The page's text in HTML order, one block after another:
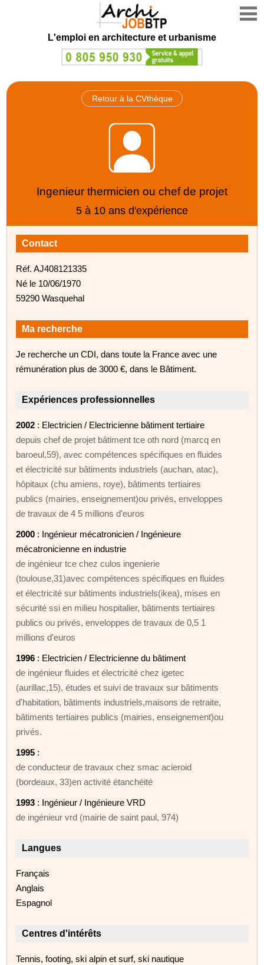
L'emploi en architecture et urbanisme
Retour à la CVthèque
Ingenieur thermicien ou chef de projet
5 à 10 ans d'expérience
Contact
Réf. AJ408121335
Né le 10/06/1970
59290 Wasquehal
Ma recherche
Je recherche un CDI, dans toute la France avec une
rémunération plus de 3000 €, dans le Bâtiment.
Expériences professionnelles
2002 : Electricien / Electricienne bâtiment tertiaire
depuis chef de projet bâtiment tce oth nord (marcq en
baroeul,59), avec compétences spécifiques en fluides
et électricité sur bâtiments industriels (auchan, atac),
hôpitaux (chu amiens, roye), bâtiments tertiaires
publics (mairies, enseignement)ou privés, enveloppes
de travaux de 4 5 millions d'euros
2000 : Ingénieur mécatronicien / Ingénieure
mécatronicienne en industrie
de ingénieur tce chez culos ingenierie
(toulouse,31)avec compétences spécifiques en fluides
et électricité sur bâtiments industriels(ikea), mises en
sécurité ssi en milieu hospitalier, bâtiments tertiaires
publics ou privés, enveloppes de travaux de 0,5 1
millions d'euros
1996 : Electricien / Electricienne du bâtiment
de ingénieur fluides et électricité chez igetec
(aurillac,15), études et suivi de travaux sur bâtiments
d'habitation, bâtiments industriels,maisons de retraite,
bâtiments tertiaires publics (mairies, enseignement)ou
privés.
1995 :
de conducteur de travaux chez smac acieroid
(bordeaux, 33)en activité étanchéité
1993 : Ingénieur / Ingénieure VRD
de ingénieur vrd (mairie de saint paul, 974)
Langues
Français
Anglais
Espagnol
Centres d'intérêts
Tennis, footing, ski alpin et surf, ski nautique